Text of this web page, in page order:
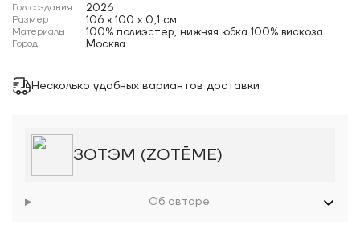
Год создания 2026
Размер 106 x 100 x 0,1 см
Материалы 100% полиэстер, нижняя юбка 100% вискоза
Город Москва
Несколько удобных вариантов доставки
ЗОТЭМ (ZOTĒME)
Об авторе